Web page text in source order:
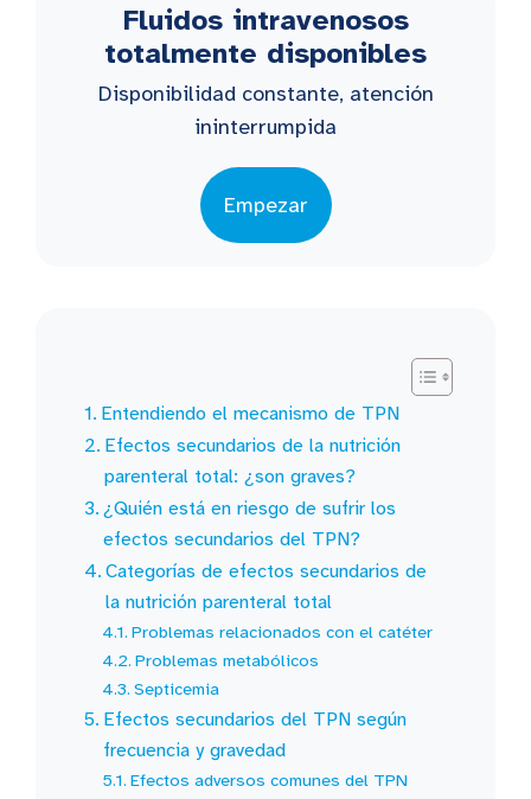
Fluidos intravenosos
totalmente disponibles
Disponibilidad constante, atención
ininterrumpida
Empezar
Entendiendo el mecanismo de TPN
Efectos secundarios de la nutrición
parenteral total: ¿son graves?
¿Quién está en riesgo de sufrir los
efectos secundarios del TPN?
Categorías de efectos secundarios de
la nutrición parenteral total
Problemas relacionados con el catéter
Problemas metabólicos
Septicemia
Efectos secundarios del TPN según
frecuencia y gravedad
Efectos adversos comunes del TPN